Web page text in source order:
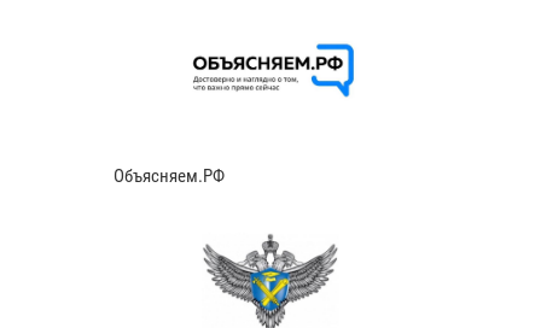
Объясняем.РФ